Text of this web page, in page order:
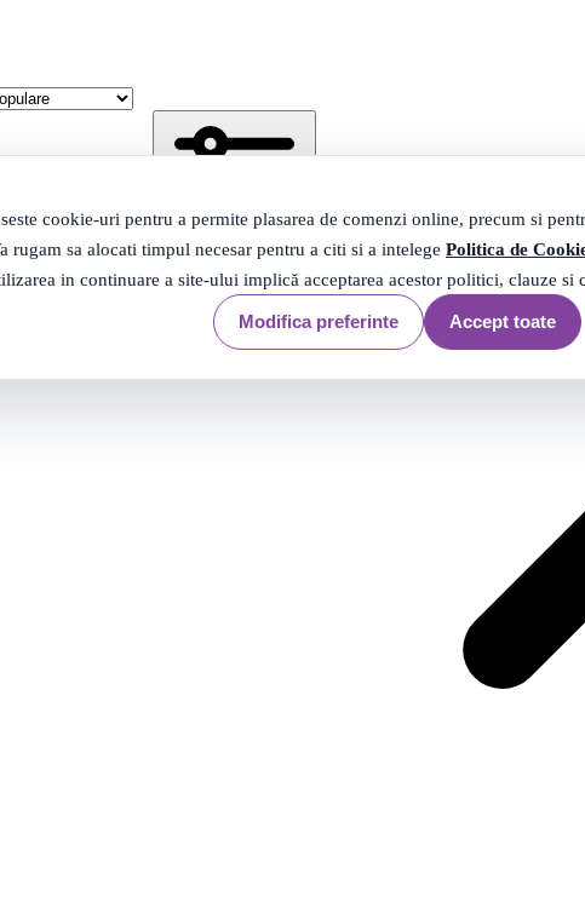
cookie-uri pentru a permite plasarea de comenzi online, precum si
rugam sa alocati timpul necesar pentru a citi si a intelege Politica de
in continuare a site-ului implică acceptarea acestor politici, clauze si
Modifica preferinte Accept toate
Filtrare 299 produse
299 produse